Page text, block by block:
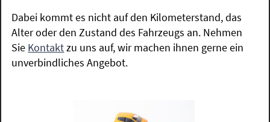
Dabei kommt es nicht auf den Kilometerstand, das
Alter oder den Zustand des Fahrzeugs an. Nehmen
Sie Kontaktzu uns auf, wir machen ihnen gerne ein
unverbindliches Angebot.